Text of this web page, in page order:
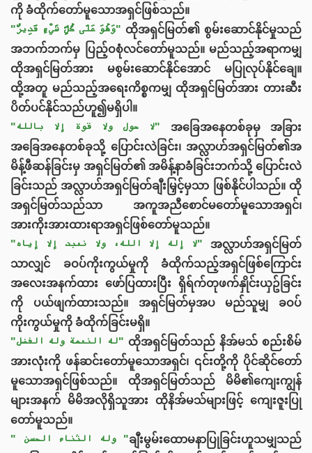
ကို ခံထိုက်တော်မူသောအရှင်ဖြစ်သည်။
"وَهُوَ عَلَى كُلِّ شَيْءٍ قَدِيرٌ" ထိုအရှင်မြတ်၏ စွမ်းဆောင်နိုင်မှုသည်
အဘက်ဘက်မှ ပြည့်ဝစုံလင်တော်မူသည်။ မည်သည့်အရာကမျှ
ထိုအရှင်မြတ်အား မစွမ်းဆောင်နိုင်အောင် မပြုလုပ်နိုင်‌ချေ။
ထို့အတူ မည်သည့်အရေးကိစ္စကမျှ ထိုအရှင်မြတ်အား တားဆီး
ပိတ်ပင်နိုင်သည်ဟူ၍မရှိပါ။
"لا حول ولا قوة إلا بالله" အခြေအနေတစ်ခုမှ အခြား
အခြေအနေတစ်ခုသို့ ပြောင်းလဲခြင်း၊ အလ္လာဟ်အရှင်မြတ်၏အ
မိန့်ဖီဆန်ခြင်းမှ အရှင်မြတ်၏ အမိန့်နာခံခြင်းဘက်သို့ ပြောင်းလဲ
ခြင်းသည် အလ္လာဟ်အရှင်မြတ်ချီးမြှင့်မှသာ ဖြစ်နိုင်ပါသည်။ ထို
အရှင်မြတ်သည်သာ အကူအညီစောင်မတော်မူသောအရှင်၊
အားကိုးအားထားရာအရှင်ဖြစ်တော်မူသည်။
"لا إله إلا الله، ولا نعبد إلا إياه" အလ္လာဟ်အရှင်မြတ်
သာလျှင် ခဝပ်ကိုးကွယ်မှုကို ခံထိုက်သည့်အရှင်ဖြစ်ကြောင်း
အလေးအနက်ထား ဖော်ပြထားပြီး ရှိရ်က်တုဖက်နှိုင်းယှဥ်ခြင်း
ကို ပယ်ဖျက်ထားသည်။ အရှင်မြတ်မှအပ မည်သူမျှ ခဝပ်
ကိုးကွယ်မှုကို ခံထိုက်ခြင်းမရှိ။
"له النعمة وله الفضل" ထိုအရှင်မြတ်သည် နိအ်မသ် စည်းစိမ်
အားလုံးကို ဖန်ဆင်းတော်မူသောအရှင်၊ ၎င်းတို့ကို ပိုင်ဆိုင်တော်
မူသောအရှင်ဖြစ်သည်။ ထိုအရှင်မြတ်သည် မိမိ၏ကျေးကျွန်
များအနက် မိမိအလိုရှိသူအား ထိုနိအ်မသ်များဖြင့် ကျေးဇူးပြု
တော်မူသည်။
" وله الثناء الحسن "ချီးမွမ်းထောမနာပြုခြင်းဟူသမျှသည်